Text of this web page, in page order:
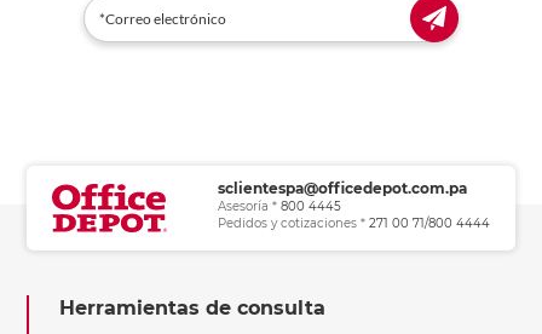
sclientespa@officedepot.com.pa
Asesoría * 800 4445
Pedidos y cotizaciones * 271 00 71/800 4444
Herramientas de consulta